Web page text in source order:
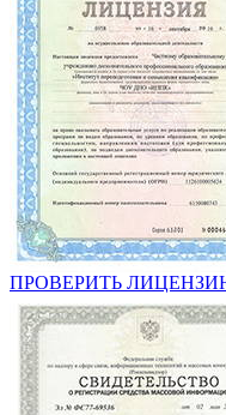
ПРОВЕРИТЬ